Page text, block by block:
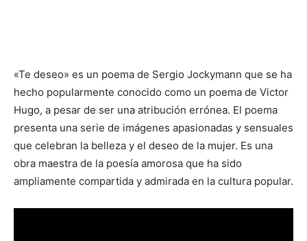
«Te deseo» es un poema de Sergio Jockymann que se ha
hecho popularmente conocido como un poema de Victor
Hugo, a pesar de ser una atribución errónea. El poema
presenta una serie de imágenes apasionadas y sensuales
que celebran la belleza y el deseo de la mujer. Es una
obra maestra de la poesía amorosa que ha sido
ampliamente compartida y admirada en la cultura popular.